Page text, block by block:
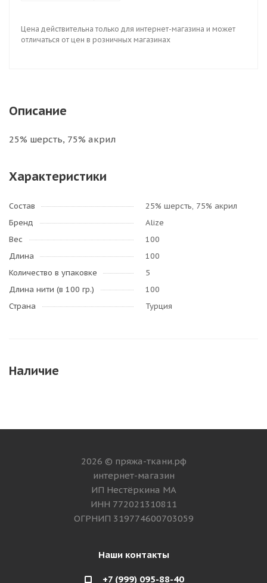
Цена действительна только для интернет-магазина и может
отличаться от цен в розничных магазинах
Описание
25% шерсть, 75% акрил
Характеристики
Состав
25% шерсть, 75% акрил
Бренд
Alize
Вес
100
Длина
100
Количество в упаковке
5
Длина нити (в 100 гр.)
100
Страна
Турция
Наличие
2026 © пряжа-ткани.рф
интернет-магазин
ИП Нестёркина МА
ИНН 772021310811
ОГРНИП 319774600703059
Наши контакты
+7 (999) 095-88-40